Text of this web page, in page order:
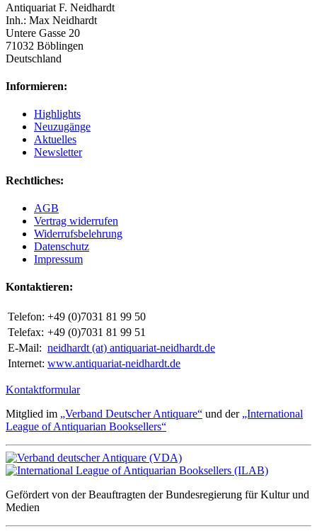
Antiquariat F. Neidhardt
Inh.: Max Neidhardt
Untere Gasse 20
71032 Böblingen
Deutschland
Informieren:
Highlights
Neuzugänge
Aktuelles
Newsletter
Rechtliches:
AGB
Vertrag widerrufen
Widerrufsbelehrung
Datenschutz
Impressum
Kontaktieren:
Telefon: +49 (0)7031 81 99 50
Telefax: +49 (0)7031 81 99 51
E-Mail: neidhardt (at) antiquariat-neidhardt.de
Internet: www.antiquariat-neidhardt.de
Kontaktformular
Mitglied im „Verband Deutscher Antiquare“ und der „International
League of Antiquarian Booksellers“
Gefördert von der Beauftragten der Bundesregierung für Kultur und
Medien